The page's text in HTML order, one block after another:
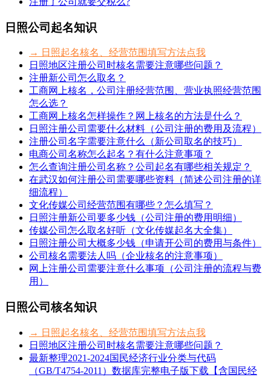
日照公司起名知识
→ 日照起名核名、经营范围填写方法点我
日照地区注册公司时核名需要注意哪些问题？
注册新公司怎么取名？
工商网上核名，公司注册经营范围、营业执照经营范围
怎么选？
工商网上核名怎样操作？网上核名的方法是什么？
日照注册公司需要什么材料（公司注册的费用及流程）
注册公司名字需要注意什么（新公司取名的技巧）
电商公司名称怎么起名？有什么注意事项？
怎么查询注册公司名称？公司起名有哪些相关规定？
在武汉如何注册公司需要哪些资料（简述公司注册的详
细流程）
文化传媒公司经营范围有哪些？怎么填写？
日照注册新公司要多少钱（公司注册的费用明细）
传媒公司怎么取名好听（文化传媒起名大全集）
日照注册公司大概多少钱（申请开公司的费用与条件）
公司核名需要法人吗（企业核名的注意事项）
网上注册公司需要注意什么事项（公司注册的流程与费
用）
日照公司核名知识
→ 日照起名核名、经营范围填写方法点我
日照地区注册公司时核名需要注意哪些问题？
最新整理2021-2024国民经济行业分类与代码
（GB/T4754-2011）数据库完整电子版下载【含国民经